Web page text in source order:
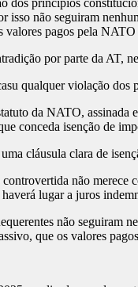
princípios
isso não seguiram
pagos pela
por parte da AT,
qualquer violação dos
da NATO, assinada
conceda isenção de
cláusula clara de
não merece
lugar a juros
não seguiram
que os valores